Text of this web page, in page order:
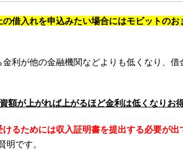
の借入れを申込みたい場合にはモビットの
利が他の金融機関などよりも低くなり、
額が上がれば上がるほど金利は低くなりお
るためには収入証明書を提出する必要が出
明です。